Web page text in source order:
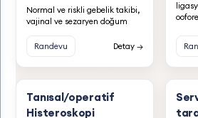
Normal ve riskli gebelik takibi,
vajinal ve sezaryen doğum
Randevu Detay →
Tanısal/operatif
Histeroskopi